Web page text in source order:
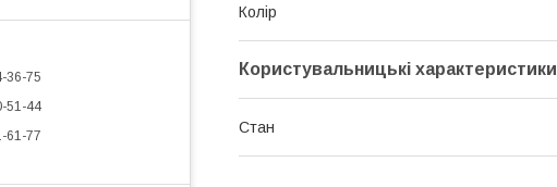
Колір
Користувальницькі характеристики
Стан
36-75
51-44
61-77